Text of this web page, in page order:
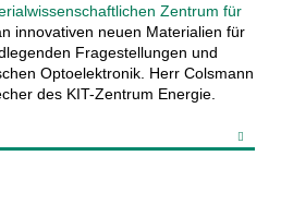
Zentrum für
innovativen neuen Materialien für
Fragestellungen und
Optoelektronik. Herr Colsmann
des KIT-Zentrum Energie.